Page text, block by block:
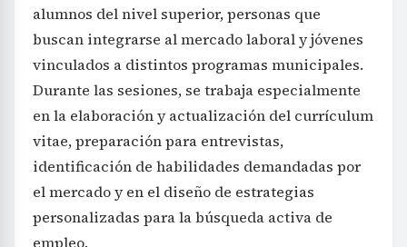
alumnos del nivel superior, personas que
buscan integrarse al mercado laboral y jóvenes
vinculados a distintos programas municipales.
Durante las sesiones, se trabaja especialmente
en la elaboración y actualización del currículum
vitae, preparación para entrevistas,
identificación de habilidades demandadas por
el mercado y en el diseño de estrategias
personalizadas para la búsqueda activa de
empleo.